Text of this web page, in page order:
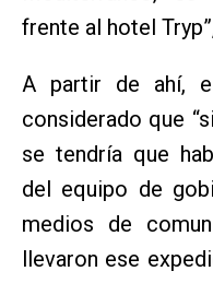
frente al hotel
A partir de ahí,
considerado que
se tendría que
del equipo de
medios de
llevaron ese